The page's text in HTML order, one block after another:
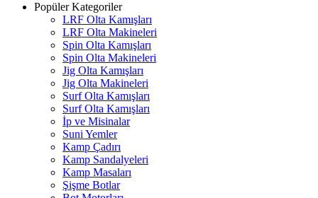
Popüler Kategoriler
LRF Olta Kamışları
LRF Olta Makineleri
Spin Olta Kamışları
Spin Olta Makineleri
Jig Olta Kamışları
Jig Olta Makineleri
Surf Olta Kamışları
Surf Olta Kamışları
İp ve Misinalar
Suni Yemler
Kamp Çadırı
Kamp Sandalyeleri
Kamp Masaları
Şişme Botlar